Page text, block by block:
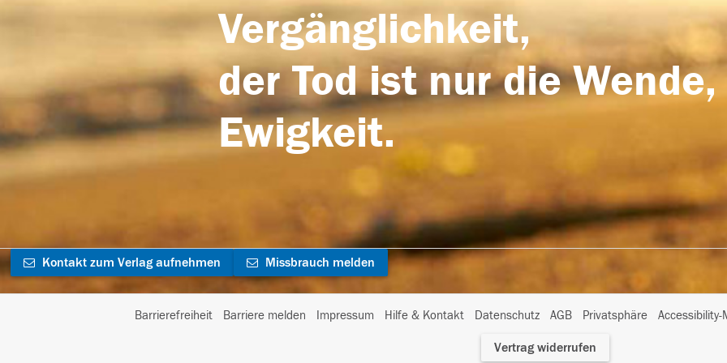
Vergänglichkeit,
der Tod ist nur die
Ewigkeit.
Kontakt zum Verlag aufnehmen Missbrauch melden
Barrierefreiheit Barriere melden Impressum Hilfe & Kontakt Datenschutz AGB Privatsphäre
I
Vertrag widerrufen